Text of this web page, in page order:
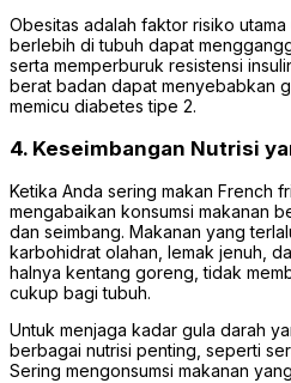
Obesitas adalah faktor risiko
berlebih di tubuh dapat
serta memperburuk resistensi
berat badan dapat menyebabkan
memicu diabetes tipe 2.
4. Keseimbangan Nutrisi
Ketika Anda sering makan French
mengabaikan konsumsi makanan
dan seimbang. Makanan yang
karbohidrat olahan, lemak jenuh,
halnya kentang goreng, tidak
cukup bagi tubuh.
Untuk menjaga kadar gula darah
berbagai nutrisi penting, seperti
Sering mengonsumsi makanan